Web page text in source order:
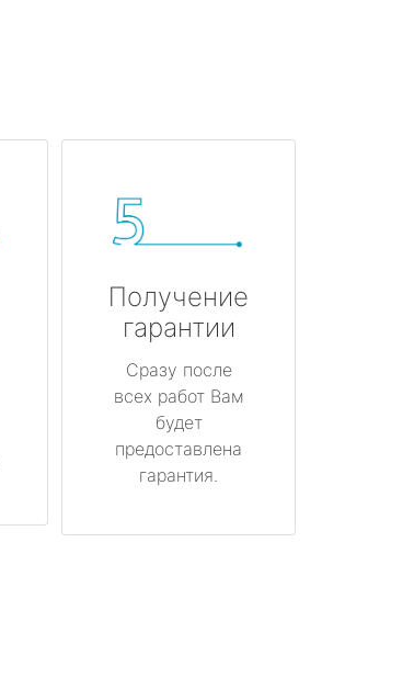
Получение
гарантии
Сразу после
всех работ Вам
будет
предоставлена
гарантия.